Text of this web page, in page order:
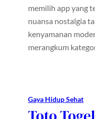
memilih app yang
nuansa nostalgia
kenyamanan
merangkum
Gaya Hidup Sehat